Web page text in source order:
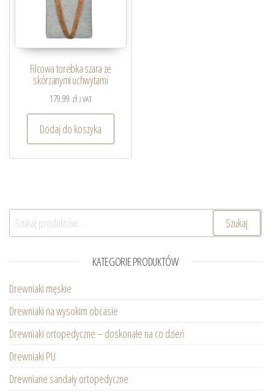
Filcowa torebka szara ze
skórzanymi uchwytami
179.99 zł z VAT
Dodaj do koszyka
Szukaj: Szukaj
KATEGORIE PRODUKTÓW
Drewniaki męskie
Drewniaki na wysokim obcasie
Drewniaki ortopedyczne – doskonałe na co dzień
Drewniaki PU
Drewniane sandały ortopedyczne